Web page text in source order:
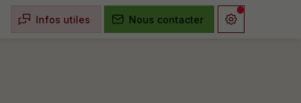
Infos utiles Nous contacter